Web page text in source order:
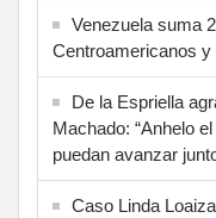
Venezuela suma
Centroamericanos y
De la Espriella
Machado: “Anhelo
puedan avanzar
Caso Linda